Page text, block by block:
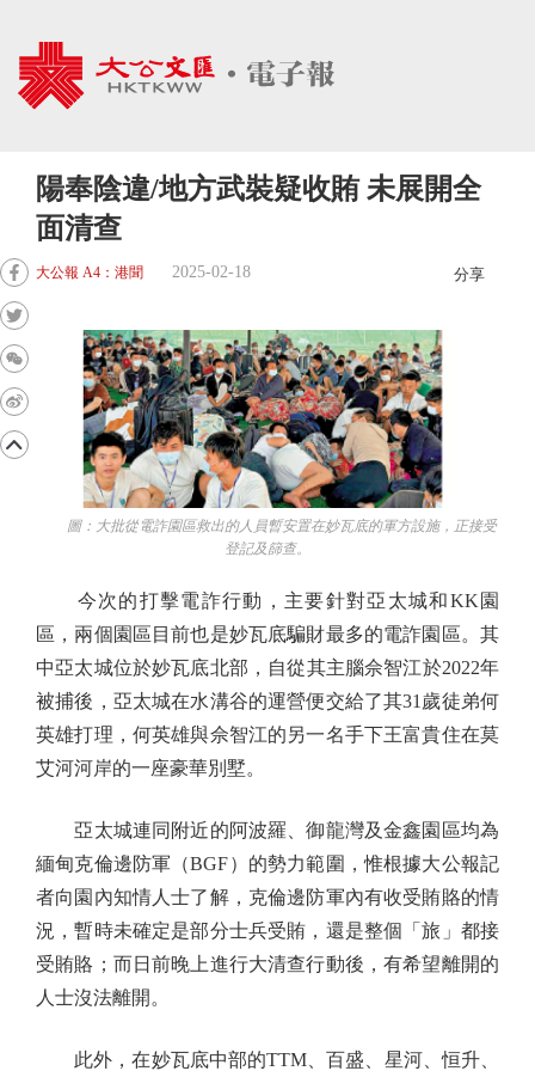
陽奉陰違/地方武裝疑收賄 未展開全
面清查
大公報 A4：港聞 2025-02-18 分享
圖：大批從電詐園區救出的人員暫安置在妙瓦底的軍方設施，正接受
登記及篩查。
今次的打擊電詐行動，主要針對亞太城和KK園
區，兩個園區目前也是妙瓦底騙財最多的電詐園區。其
中亞太城位於妙瓦底北部，自從其主腦佘智江於2022年
被捕後，亞太城在水溝谷的運營便交給了其31歲徒弟何
英雄打理，何英雄與佘智江的另一名手下王富貴住在莫
艾河河岸的一座豪華別墅。
亞太城連同附近的阿波羅、御龍灣及金鑫園區均為
緬甸克倫邊防軍（BGF）的勢力範圍，惟根據大公報記
者向園內知情人士了解，克倫邊防軍內有收受賄賂的情
況，暫時未確定是部分士兵受賄，還是整個「旅」都接
受賄賂；而日前晚上進行大清查行動後，有希望離開的
人士沒法離開。
此外，在妙瓦底中部的TTM、百盛、星河、恒升、